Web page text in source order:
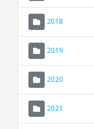
2018
2019
2020
2021